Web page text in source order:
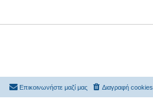
Διαγραφή cookies
Επικοινωνήστε μαζί μας